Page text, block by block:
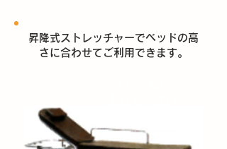
昇降式ストレッチャーでベッドの高
さに合わせてご利用できます。